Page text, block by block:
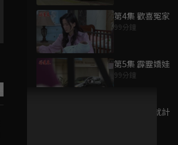
第4集 歡喜冤家
99分鐘
第5集 霹靂嬌娃
99分鐘
第6集 將計就計
為您推薦